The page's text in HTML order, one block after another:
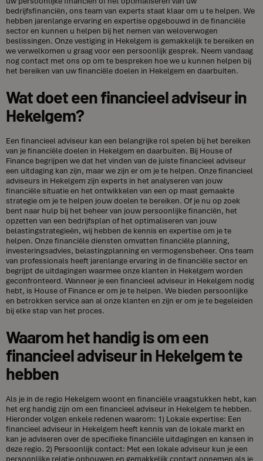
bedrijfsfinanciën, ons team van experts staat klaar om u te helpen. We
hebben jarenlange ervaring en expertise opgebouwd in de financiële
sector en kunnen u helpen bij het nemen van weloverwogen
beslissingen. Onze vestiging in Hekelgem is gemakkelijk te bereiken en
we verwelkomen u graag voor een persoonlijk gesprek. Neem vandaag
nog contact met ons op om te bespreken hoe we u kunnen helpen bij
het bereiken van uw financiële doelen in Hekelgem en daarbuiten.
Wat doet een financieel adviseur in
Hekelgem?
Een financieel adviseur kan een belangrijke rol spelen bij het bereiken
van je financiële doelen in Hekelgem en daarbuiten. Bij House of
Finance begrijpen we dat het vinden van de juiste financieel adviseur
een uitdaging kan zijn, maar we zijn er om je te helpen. Onze financieel
adviseurs in Hekelgem zijn experts in het analyseren van jouw
financiële situatie en het ontwikkelen van een op maat gemaakte
strategie om je te helpen jouw doelen te bereiken. Of je nu op zoek
bent naar hulp bij het beheer van jouw persoonlijke financiën, het
opzetten van een bedrijfsplan of het optimaliseren van jouw
belastingstrategieën, wij hebben de kennis en expertise om je te
helpen. Onze financiële diensten omvatten financiële planning,
investeringsadvies, belastingplanning en vermogensbeheer. Ons team
van professionals heeft jarenlange ervaring in de financiële sector en
begrijpt de uitdagingen waarmee onze klanten in Hekelgem worden
geconfronteerd. Wanneer je een financieel adviseur in Hekelgem nodig
hebt, is House of Finance er om je te helpen. We bieden persoonlijke
en betrokken service aan al onze klanten en zijn er om je te begeleiden
bij elke stap van het proces.
Waarom het handig is om een
financieel adviseur in Hekelgem te
hebben
Als je in de regio Hekelgem woont en financiële vraagstukken hebt, kan
het erg handig zijn om een financieel adviseur in Hekelgem te hebben.
Hieronder volgen enkele redenen waarom: 1) Lokale expertise: Een
financieel adviseur in Hekelgem heeft kennis van de lokale markt en
kan je adviseren over de specifieke financiële uitdagingen en kansen in
deze regio. 2) Persoonlijk contact: Met een lokale adviseur kun je een
persoonlijke relatie opbouwen en gemakkelijk contact opnemen als je